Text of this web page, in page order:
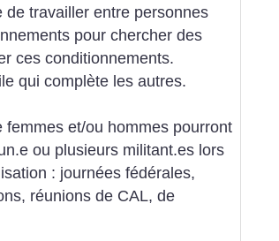
de travailler entre personnes
pour chercher des
ces conditionnements.
qui complète les autres.
et/ou hommes pourront
ou plusieurs militant.es lors
: journées fédérales,
réunions de CAL, de